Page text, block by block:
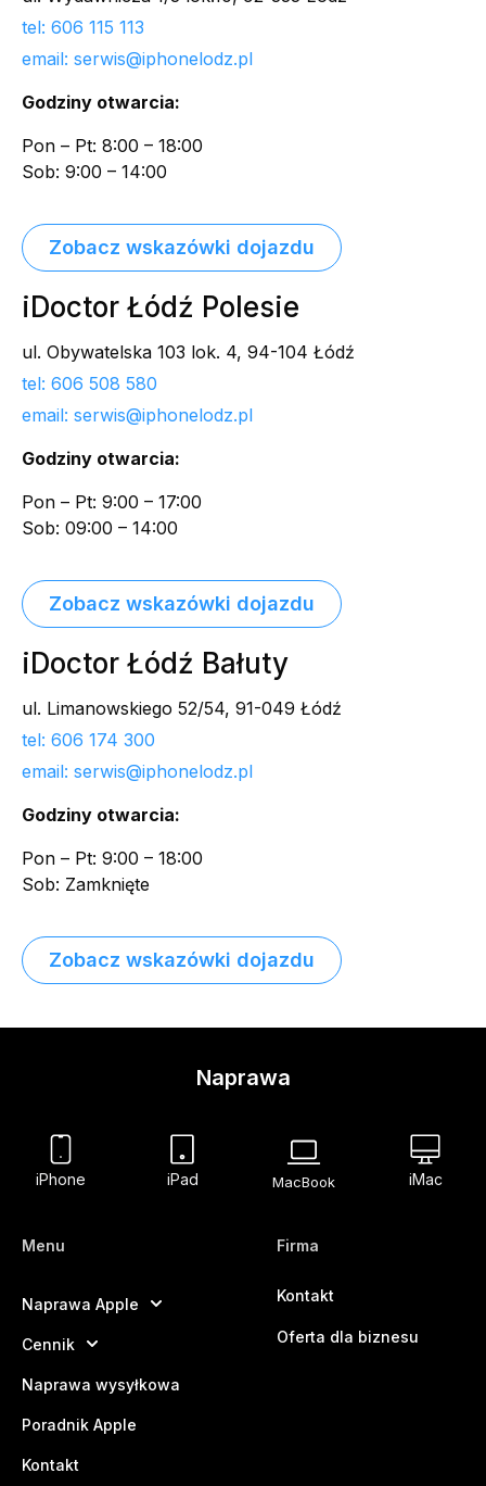
tel: 606 115 113
email: serwis@iphonelodz.pl
Godziny otwarcia:
Pon – Pt: 8:00 – 18:00
Sob: 9:00 – 14:00
Zobacz wskazówki dojazdu
iDoctor Łódź Polesie
ul. Obywatelska 103 lok. 4, 94-104 Łódź
tel: 606 508 580
email: serwis@iphonelodz.pl
Godziny otwarcia:
Pon – Pt: 9:00 – 17:00
Sob: 09:00 – 14:00
Zobacz wskazówki dojazdu
iDoctor Łódź Bałuty
ul. Limanowskiego 52/54, 91-049 Łódź
tel: 606 174 300
email: serwis@iphonelodz.pl
Godziny otwarcia:
Pon – Pt: 9:00 – 18:00
Sob: Zamknięte
Zobacz wskazówki dojazdu
Naprawa
iPhone iPad MacBook iMac
Menu
Naprawa Apple
Cennik
Naprawa wysyłkowa
Poradnik Apple
Kontakt
Firma
Kontakt
Oferta dla biznesu